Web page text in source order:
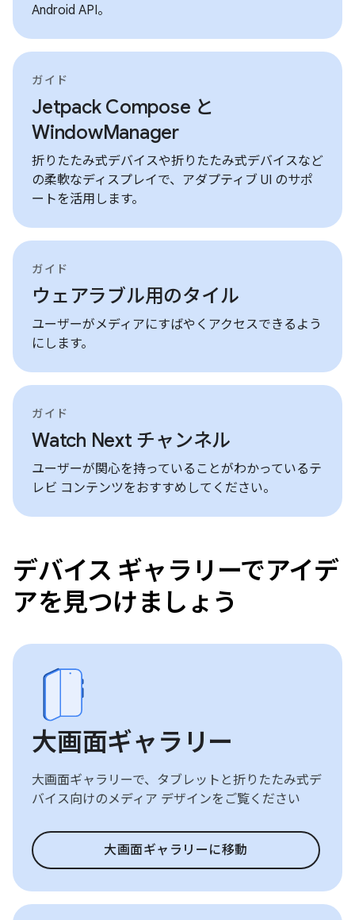
Android API。
ガイド
Jetpack Compose と
WindowManager
折りたたみ式デバイスや折りたたみ式デバイスなど
の柔軟なディスプレイで、アダプティブ UI のサポ
ートを活用します。
ガイド
ウェアラブル用のタイル
ユーザーがメディアにすばやくアクセスできるよう
にします。
ガイド
Watch Next チャンネル
ユーザーが関心を持っていることがわかっているテ
レビ コンテンツをおすすめしてください。
デバイス ギャラリーでアイデ
アを見つけましょう
大画面ギャラリー
大画面ギャラリーで、タブレットと折りたたみ式デ
バイス向けのメディア デザインをご覧ください
大画面ギャラリーに移動